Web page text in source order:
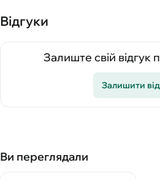
Відгуки
Залиште свій відгук
Залишити
Ви переглядали